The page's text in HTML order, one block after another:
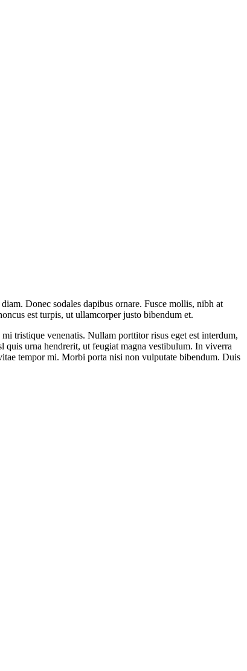
Donec sodales dapibus ornare. Fusce mollis, nibh at
est turpis, ut ullamcorper justo bibendum et.
tristique venenatis. Nullam porttitor risus eget est interdum,
quis urna hendrerit, ut feugiat magna vestibulum. In viverra
tempor mi. Morbi porta nisi non vulputate bibendum. Duis